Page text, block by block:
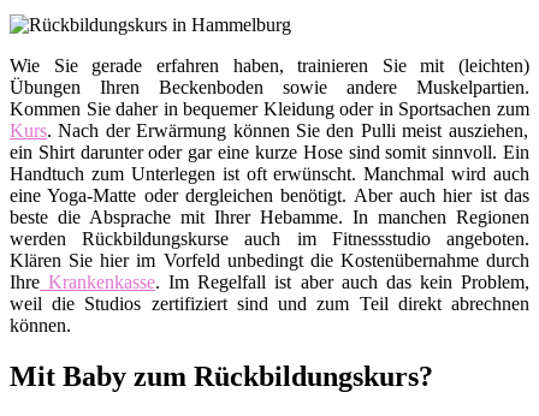
Wie Sie gerade erfahren haben, trainieren Sie mit (leichten)
Übungen Ihren Beckenboden sowie andere Muskelpartien.
Kommen Sie daher in bequemer Kleidung oder in Sportsachen zum
Kurs. Nach der Erwärmung können Sie den Pulli meist ausziehen,
ein Shirt darunter oder gar eine kurze Hose sind somit sinnvoll. Ein
Handtuch zum Unterlegen ist oft erwünscht. Manchmal wird auch
eine Yoga-Matte oder dergleichen benötigt. Aber auch hier ist das
beste die Absprache mit Ihrer Hebamme. In manchen Regionen
werden Rückbildungskurse auch im Fitnessstudio angeboten.
Klären Sie hier im Vorfeld unbedingt die Kostenübernahme durch
Ihre Krankenkasse. Im Regelfall ist aber auch das kein Problem,
weil die Studios zertifiziert sind und zum Teil direkt abrechnen
können.
Mit Baby zum Rückbildungskurs?